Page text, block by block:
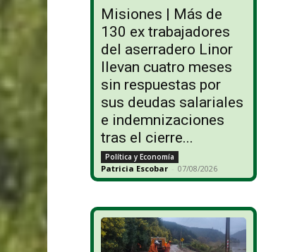
Misiones | Más de
130 ex trabajadores
del aserradero Linor
llevan cuatro meses
sin respuestas por
sus deudas salariales
e indemnizaciones
tras el cierre...
Política y Economía
Patricia Escobar - 07/08/2026